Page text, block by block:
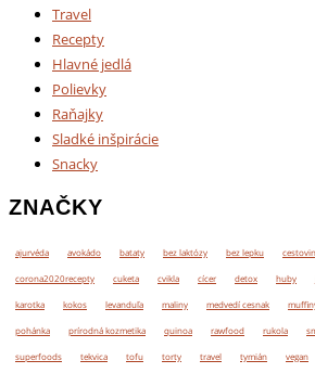
Travel
Recepty
Hlavné jedlá
Polievky
Raňajky
Sladké inšpirácie
Snacky
ZNAČKY
ajurvéda avokádo bataty bez laktózy bez lepku
corona2020recepty cuketa cvikla cícer detox huby
karotka kokos levanduľa maliny medvedí cesnak
pohánka prírodná kozmetika quinoa rawfood rukola
superfoods tekvica tofu torty travel tymián vegan